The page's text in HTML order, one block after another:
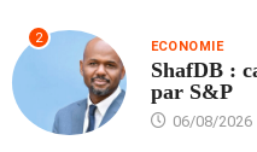
2 ECONOMIE
ShafDB :
par S&P
06/08/2026